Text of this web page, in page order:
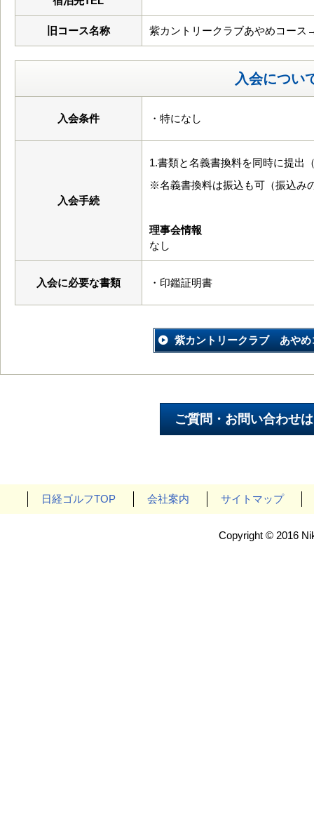
旧コース名称 紫カントリークラブあやめコース
入会につい
入会条件 ・特になし
入会手続
1.書類と名義書換料を同時に提出
※名義書換料は振込も可（振込み
理事会情報
なし
入会に必要な書類 ・印鑑証明書
紫カントリークラブ あやめ
日経ゴルフTOP 会社案内 サイトマップ
Copyright © 2016